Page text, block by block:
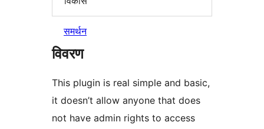
समर्थन
विवरण
This plugin is real simple and basic,
it doesn’t allow anyone that does
not have admin rights to access